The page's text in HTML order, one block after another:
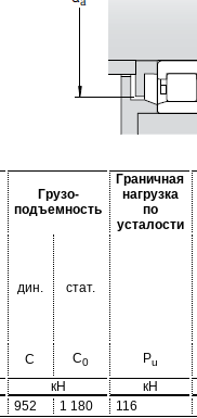
Грузо-
подъемность
Граничная
нагрузка
по
усталости
дин. стат.
C C0 Pu
кН
кН
952 1 180 116